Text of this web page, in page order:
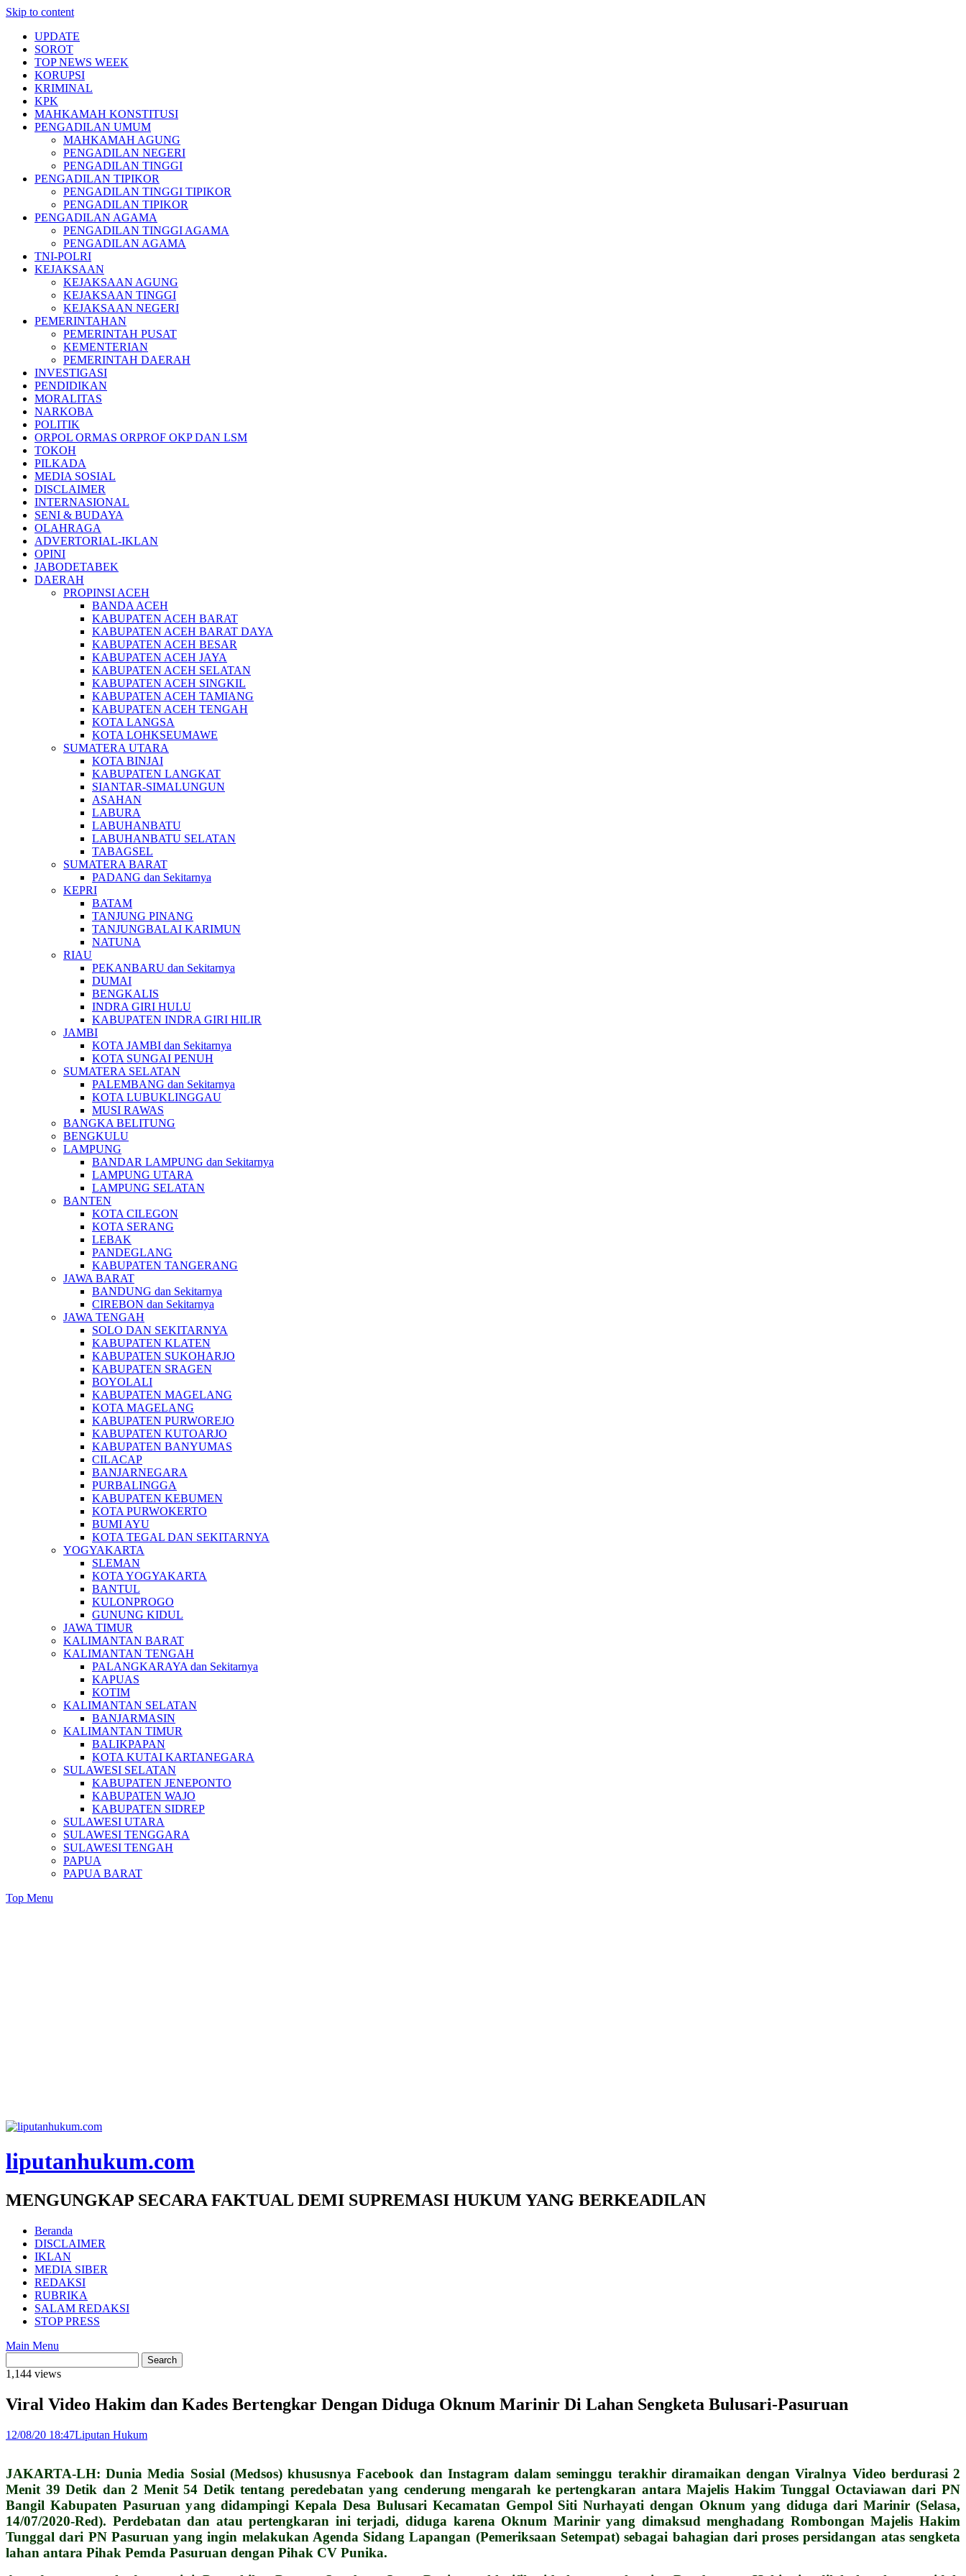
Skip to content
UPDATE
SOROT
TOP NEWS WEEK
KORUPSI
KRIMINAL
KPK
MAHKAMAH KONSTITUSI
PENGADILAN UMUM
MAHKAMAH AGUNG
PENGADILAN NEGERI
PENGADILAN TINGGI
PENGADILAN TIPIKOR
PENGADILAN TINGGI TIPIKOR
PENGADILAN TIPIKOR
PENGADILAN AGAMA
PENGADILAN TINGGI AGAMA
PENGADILAN AGAMA
TNI-POLRI
KEJAKSAAN
KEJAKSAAN AGUNG
KEJAKSAAN TINGGI
KEJAKSAAN NEGERI
PEMERINTAHAN
PEMERINTAH PUSAT
KEMENTERIAN
PEMERINTAH DAERAH
INVESTIGASI
PENDIDIKAN
MORALITAS
NARKOBA
POLITIK
ORPOL ORMAS ORPROF OKP DAN LSM
TOKOH
PILKADA
MEDIA SOSIAL
DISCLAIMER
INTERNASIONAL
SENI & BUDAYA
OLAHRAGA
ADVERTORIAL-IKLAN
OPINI
JABODETABEK
DAERAH
PROPINSI ACEH
BANDA ACEH
KABUPATEN ACEH BARAT
KABUPATEN ACEH BARAT DAYA
KABUPATEN ACEH BESAR
KABUPATEN ACEH JAYA
KABUPATEN ACEH SELATAN
KABUPATEN ACEH SINGKIL
KABUPATEN ACEH TAMIANG
KABUPATEN ACEH TENGAH
KOTA LANGSA
KOTA LOHKSEUMAWE
SUMATERA UTARA
KOTA BINJAI
KABUPATEN LANGKAT
SIANTAR-SIMALUNGUN
ASAHAN
LABURA
LABUHANBATU
LABUHANBATU SELATAN
TABAGSEL
SUMATERA BARAT
PADANG dan Sekitarnya
KEPRI
BATAM
TANJUNG PINANG
TANJUNGBALAI KARIMUN
NATUNA
RIAU
PEKANBARU dan Sekitarnya
DUMAI
BENGKALIS
INDRA GIRI HULU
KABUPATEN INDRA GIRI HILIR
JAMBI
KOTA JAMBI dan Sekitarnya
KOTA SUNGAI PENUH
SUMATERA SELATAN
PALEMBANG dan Sekitarnya
KOTA LUBUKLINGGAU
MUSI RAWAS
BANGKA BELITUNG
BENGKULU
LAMPUNG
BANDAR LAMPUNG dan Sekitarnya
LAMPUNG UTARA
LAMPUNG SELATAN
BANTEN
KOTA CILEGON
KOTA SERANG
LEBAK
PANDEGLANG
KABUPATEN TANGERANG
JAWA BARAT
BANDUNG dan Sekitarnya
CIREBON dan Sekitarnya
JAWA TENGAH
SOLO DAN SEKITARNYA
KABUPATEN KLATEN
KABUPATEN SUKOHARJO
KABUPATEN SRAGEN
BOYOLALI
KABUPATEN MAGELANG
KOTA MAGELANG
KABUPATEN PURWOREJO
KABUPATEN KUTOARJO
KABUPATEN BANYUMAS
CILACAP
BANJARNEGARA
PURBALINGGA
KABUPATEN KEBUMEN
KOTA PURWOKERTO
BUMI AYU
KOTA TEGAL DAN SEKITARNYA
YOGYAKARTA
SLEMAN
KOTA YOGYAKARTA
BANTUL
KULONPROGO
GUNUNG KIDUL
JAWA TIMUR
KALIMANTAN BARAT
KALIMANTAN TENGAH
PALANGKARAYA dan Sekitarnya
KAPUAS
KOTIM
KALIMANTAN SELATAN
BANJARMASIN
KALIMANTAN TIMUR
BALIKPAPAN
KOTA KUTAI KARTANEGARA
SULAWESI SELATAN
KABUPATEN JENEPONTO
KABUPATEN WAJO
KABUPATEN SIDREP
SULAWESI UTARA
SULAWESI TENGGARA
SULAWESI TENGAH
PAPUA
PAPUA BARAT
Top Menu
liputanhukum.com
MENGUNGKAP SECARA FAKTUAL DEMI SUPREMASI HUKUM YANG BERKEADILAN
Beranda
DISCLAIMER
IKLAN
MEDIA SIBER
REDAKSI
RUBRIKA
SALAM REDAKSI
STOP PRESS
Main Menu
1,144 views
Viral Video Hakim dan Kades Bertengkar Dengan Diduga Oknum Marinir Di Lahan Sengketa Bulusari-Pasuruan
12/08/20 18:47Liputan Hukum
JAKARTA-LH: Dunia Media Sosial (Medsos) khususnya Facebook dan Instagram dalam seminggu terakhir diramaikan dengan Viralnya Video berdurasi 2
Menit 39 Detik dan 2 Menit 54 Detik tentang peredebatan yang cenderung mengarah ke pertengkaran antara Majelis Hakim Tunggal Octaviawan dari PN
Bangil Kabupaten Pasuruan yang didampingi Kepala Desa Bulusari Kecamatan Gempol Siti Nurhayati dengan Oknum yang diduga dari Marinir (Selasa,
14/07/2020-Red). Perdebatan dan atau pertengkaran ini terjadi, diduga karena Oknum Marinir yang dimaksud menghadang Rombongan Majelis Hakim
Tunggal dari PN Pasuruan yang ingin melakukan Agenda Sidang Lapangan (Pemeriksaan Setempat) sebagai bahagian dari proses persidangan atas sengketa
lahan antara Pihak Pemda Pasuruan dengan Pihak CV Punika.